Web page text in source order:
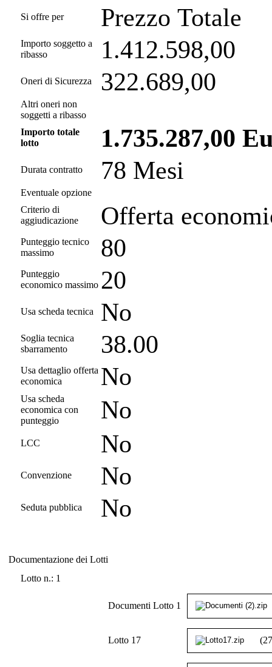
Si offre per Prezzo Totale
Importo soggetto a
ribasso
1.412.598,00
Oneri di Sicurezza 322.689,00
Altri oneri non
soggetti a ribasso
Importo totale
lotto
1.735.287,00
Durata contratto 78 Mesi
Eventuale opzione
Criterio di
aggiudicazione
Offerta
Punteggio tecnico
massimo
80
Punteggio
economico massimo 20
Usa scheda tecnica No
Soglia tecnica
sbarramento
38.00
Usa dettaglio offerta
economica
No
Usa scheda
economica con
punteggio
No
LCC No
Convenzione No
Seduta pubblica No
Documentazione dei Lotti
Lotto n.: 1
Documenti Lotto 1
Lotto 17